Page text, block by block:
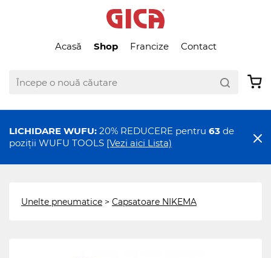
Acasă Shop Francize Contact
LICHIDARE WUFU: 20% REDUCERE pentru 63 de
poziții WUFU TOOLS [Vezi aici Lista)
Unelte pneumatice > Capsatoare NIKEMA